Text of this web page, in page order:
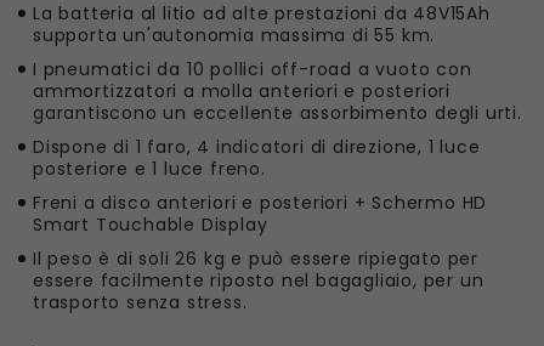
La batteria al litio ad alte prestazioni da 48V15Ah
supporta un'autonomia massima di 55 km.
I pneumatici da 10 pollici off-road a vuoto con
ammortizzatori a molla anteriori e posteriori
garantiscono un eccellente assorbimento degli urti.
Dispone di 1 faro, 4 indicatori di direzione, 1 luce
posteriore e 1 luce freno.
Freni a disco anteriori e posteriori + Schermo HD
Smart Touchable Display
Il peso è di soli 26 kg e può essere ripiegato per
essere facilmente riposto nel bagagliaio, per un
trasporto senza stress.